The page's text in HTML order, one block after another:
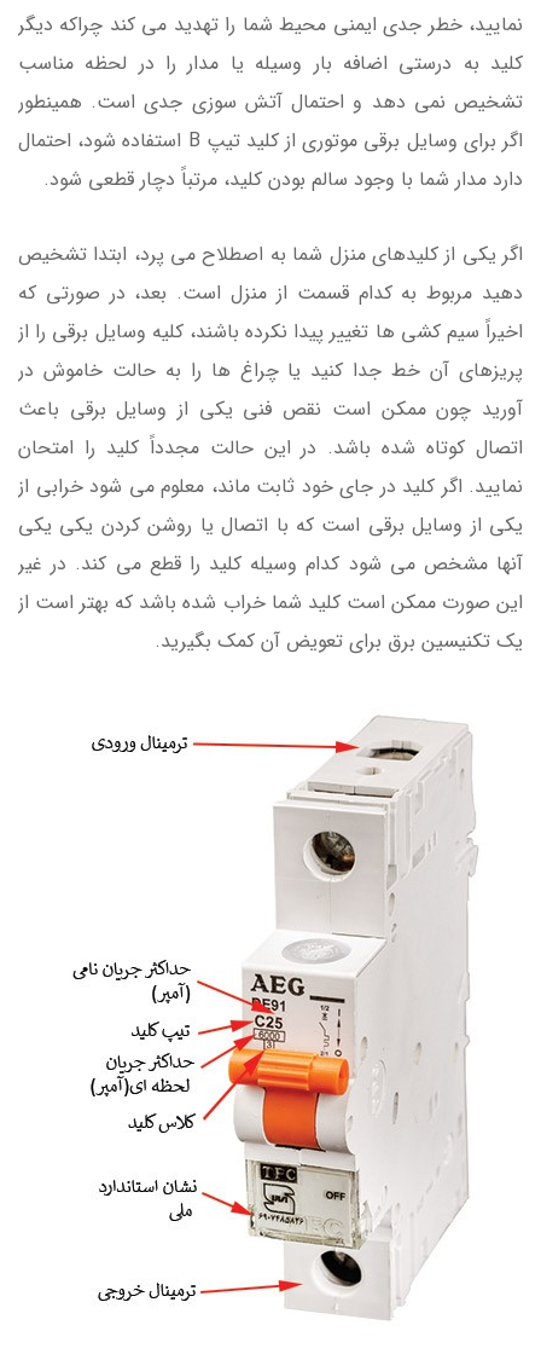
نمایید، خطر جدی ایمنی محیط شما را تهدید می کند چراکه دیگر
کلید به درستی اضافه بار وسیله یا مدار را در لحظه مناسب
تشخیص نمی دهد و احتمال آتش سوزی جدی است. همینطور
اگر برای وسایل برقی موتوری از کلید تیپ B استفاده شود، احتمال
دارد مدار شما با وجود سالم بودن کلید، مرتباً دچار قطعی شود.
اگر یکی از کلیدهای منزل شما به اصطلاح می پرد، ابتدا تشخیص
دهید مربوط به کدام قسمت از منزل است. بعد، در صورتی که
اخیراً سیم کشی ها تغییر پیدا نکرده باشند، کلیه وسایل برقی را از
پریزهای آن خط جدا کنید یا چراغ ها را به حالت خاموش در
آورید چون ممکن است نقص فنی یکی از وسایل برقی باعث
اتصال کوتاه شده باشد. در این حالت مجدداً کلید را امتحان
نمایید. اگر کلید در جای خود ثابت ماند، معلوم می شود خرابی از
یکی از وسایل برقی است که با اتصال یا روشن کردن یکی یکی
آنها مشخص می شود کدام وسیله کلید را قطع می کند. در غیر
این صورت ممکن است کلید شما خراب شده باشد که بهتر است از
یک تکنیسین برق برای تعویض آن کمک بگیرید.